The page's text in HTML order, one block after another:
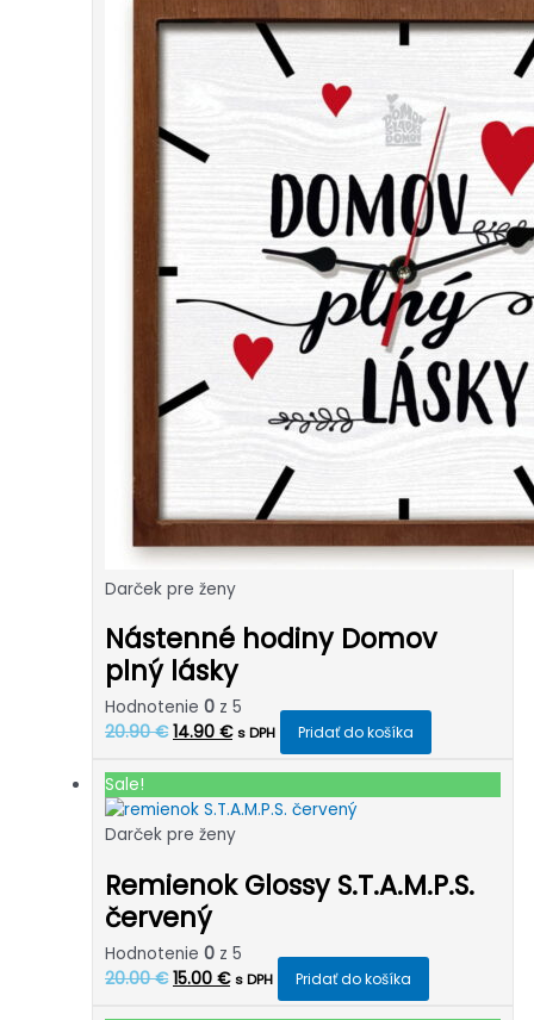
Darček pre ženy
Nástenné hodiny Domov
plný lásky
Hodnotenie 0 z 5
20.90€ Pôvodná
20.90 €.
14.90 €Aktuálna
14.90 €.
s DPH Pridať do košíka
Sale!
Darček pre ženy
Remienok Glossy S.T.A.M.P.S.
červený
Hodnotenie 0 z 5
20.00€ Pôvodná
15.00 €Aktuálna
s DPH Pridať do košíka